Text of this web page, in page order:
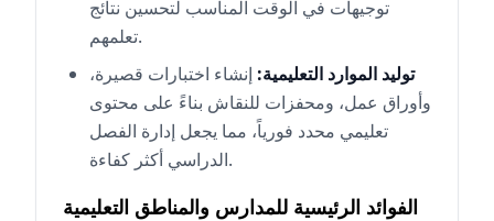
توجيهات في الوقت المناسب لتحسين نتائج
تعلمهم.
توليد الموارد التعليمية: إنشاء اختبارات قصيرة،
وأوراق عمل، ومحفزات للنقاش بناءً على محتوى
تعليمي محدد فورياً، مما يجعل إدارة الفصل
الدراسي أكثر كفاءة.
الفوائد الرئيسية للمدارس والمناطق التعليمية